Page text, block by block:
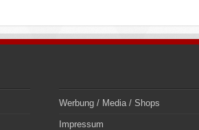
Werbung / Media / Shops
Impressum